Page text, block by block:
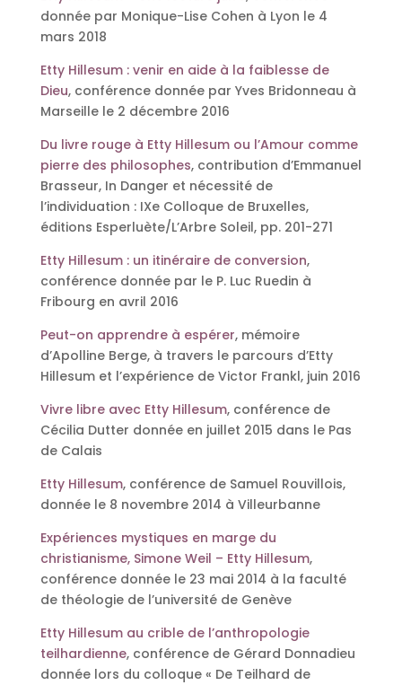
donnée par Monique-Lise Cohen à Lyon le 4
mars 2018
Etty Hillesum : venir en aide à la faiblesse de
Dieu, conférence donnée par Yves Bridonneau à
Marseille le 2 décembre 2016
Du livre rouge à Etty Hillesum ou l’Amour comme
pierre des philosophes, contribution d’Emmanuel
Brasseur, In Danger et nécessité de
l’individuation : IXe Colloque de Bruxelles,
éditions Esperluète/L’Arbre Soleil, pp. 201-271
Etty Hillesum : un itinéraire de conversion,
conférence donnée par le P. Luc Ruedin à
Fribourg en avril 2016
Peut-on apprendre à espérer, mémoire
d’Apolline Berge, à travers le parcours d’Etty
Hillesum et l’expérience de Victor Frankl, juin 2016
Vivre libre avec Etty Hillesum, conférence de
Cécilia Dutter donnée en juillet 2015 dans le Pas
de Calais
Etty Hillesum, conférence de Samuel Rouvillois,
donnée le 8 novembre 2014 à Villeurbanne
Expériences mystiques en marge du
christianisme, Simone Weil – Etty Hillesum,
conférence donnée le 23 mai 2014 à la faculté
de théologie de l’université de Genève
Etty Hillesum au crible de l’anthropologie
teilhardienne, conférence de Gérard Donnadieu
donnée lors du colloque « De Teilhard de